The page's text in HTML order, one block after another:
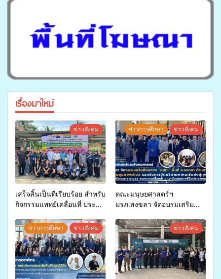
เรื่องมาใหม่
ข่าวสังคม
เสร็จสิ้นเป็นที่เรียบร้อย สำหรับ
กิจกรรมแพทย์เคลื่อนที่ ประจำ
สุขภาพแก่ประชาชนในพื้นที่
อำเภอจะนะ
ข่าวการศึกษา ข่าวสังคม
คณะมนุษยศาสตร์ฯ
มรภ.สงขลา จัดอบรมเสริม
จ่ายงบกองทุนสุขภาพตำบล
รองรับการจัดบริการพาหนะรับ
ส่งผู้ทุพพลภาพเพื่อเข้ารับ
บริการสาธารณสุข ลดความ
เหลื่อมล้ำ ยกระดับคุณภาพ
ชีวิตประชาชนอย่างยั่งยืน
ข่าวการศึกษา ข่าวสังคม ข่าวสังคม